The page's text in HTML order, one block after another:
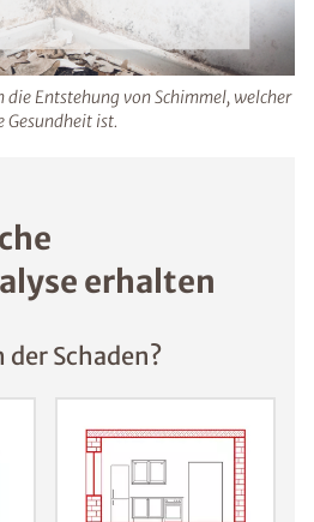
Infekte auftreten.
die Entstehung von Schimmel,
für die Gesundheit ist.